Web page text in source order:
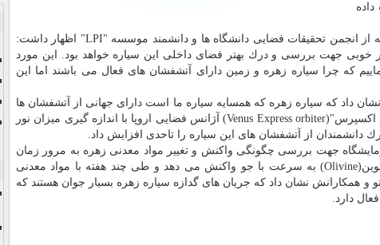
دكتر "جاستین فیلیبرتو"(Justin Filiberto) نویسنده ارشد این مطالعه از انجمن تحقیقات فضایی دانشگاه ها و دانشمند موسسه "LPI" اظهار داشت:
خوبی جهت بررسی و درك بهتر فضای داخلی این سیاره خواهد بود. این مورد
كه چرا سیاره زهره و زمین دارای آتشفشان های فعال می باشند اما این
تصویربرداری راداری فضاپیمای "ماژلان" ناسا در اوایل دهه ۱۹۹۰ نشان داد كه سیاره زهره كه همسایه سیاره ما است دارای جهانی از آتشفشان ها
و جریان های گدازه گسترده است. در دهه ۲۰۰۰، "مدارگرد ونوس اكسپرس"(Venus Express orbiter) آژانس فضایی اروپا با اندازه گیری میزان نور
از آتشفشان های این سیاره را تاحدی افزایش داد.
جهت بررسی چگونگی واكنش و تغییر مواد معدنی زهره به مرور زمان
بررسی كردند. نتایج آزمایشات آنها نشان داد كه ماده معدنی اولیوین(Olivine) به سرعت با جو واكنش می دهد و طی چند هفته با مواد معدنی
و همكارانش نشان داد كه جریان های گدازه سیاره زهره بسیار جوان هستند كه
دارد.